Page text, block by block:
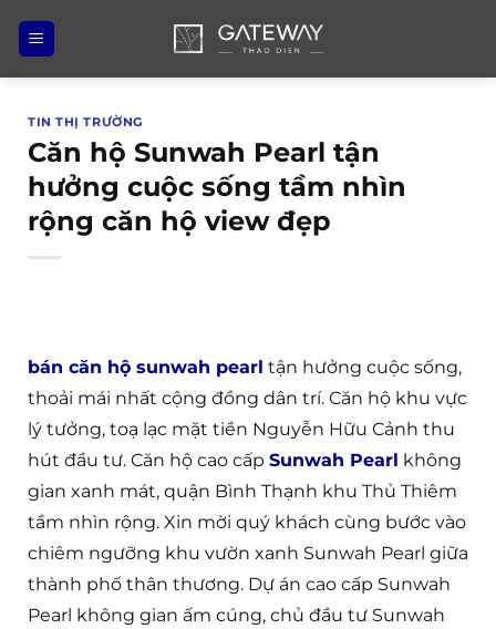
qua
nội
TIN THỊ TRƯỜNG
Căn hộ Sunwah Pearl tận
hưởng cuộc sống tầm nhìn
rộng căn hộ view đẹp
bán căn hộ sunwah pearl tận hưởng cuộc sống,
thoải mái nhất cộng đồng dân trí. Căn hộ khu vực
lý tưởng, toạ lạc mặt tiền Nguyễn Hữu Cảnh thu
hút đầu tư. Căn hộ cao cấp Sunwah Pearl không
gian xanh mát, quận Bình Thạnh khu Thủ Thiêm
tầm nhìn rộng. Xin mời quý khách cùng bước vào
chiêm ngưỡng khu vườn xanh Sunwah Pearl giữa
thành phố thân thương. Dự án cao cấp Sunwah
Pearl không gian ấm cúng, chủ đầu tư Sunwah